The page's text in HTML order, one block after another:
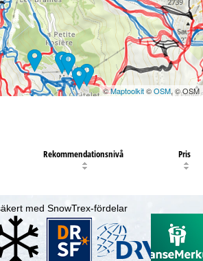
©Maptoolkit©OSM, © OSM
Rekommendationsnivå Pris
med SnowTrex-fördelar